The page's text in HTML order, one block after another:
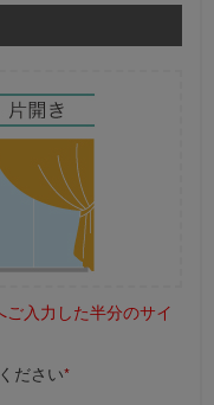
入力した半分のサイ
ださい*